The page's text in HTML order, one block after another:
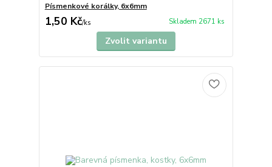
Písmenkové korálky, 6x6mm
1,50 Kč/ks Skladem 2671 ks
Zvolit variantu